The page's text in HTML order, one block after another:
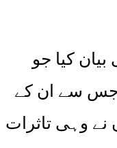
کیا جو
جس سے ان کے
نے وہی تاثرات